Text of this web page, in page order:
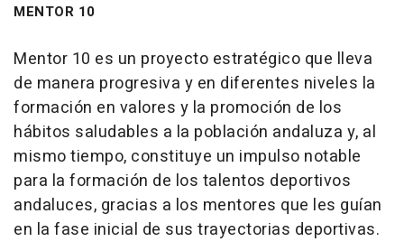
MENTOR 10
Mentor 10 es un proyecto estratégico que lleva
de manera progresiva y en diferentes niveles la
formación en valores y la promoción de los
hábitos saludables a la población andaluza y, al
mismo tiempo, constituye un impulso notable
para la formación de los talentos deportivos
andaluces, gracias a los mentores que les guían
en la fase inicial de sus trayectorias deportivas.